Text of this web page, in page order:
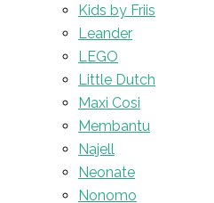
Kids by Friis
Leander
LEGO
Little Dutch
Maxi Cosi
Membantu
Najell
Neonate
Nonomo